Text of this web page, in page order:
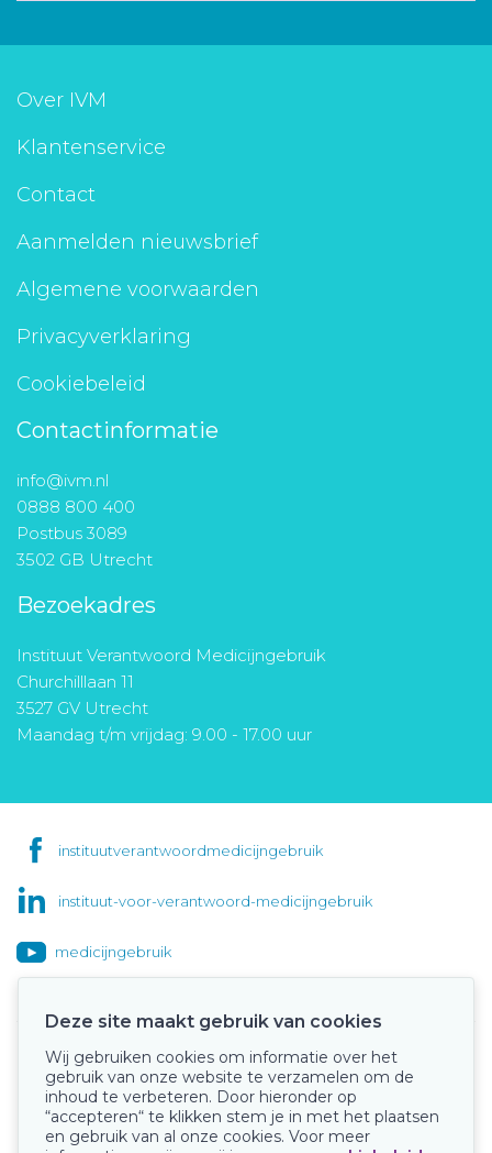
Over IVM
Klantenservice
Contact
Aanmelden nieuwsbrief
Algemene voorwaarden
Privacyverklaring
Cookiebeleid
Contactinformatie
info@ivm.nl
0888 800 400
Postbus 3089
3502 GB Utrecht
Bezoekadres
Instituut Verantwoord Medicijngebruik
Churchilllaan 11
3527 GV Utrecht
Maandag t/m vrijdag: 9.00 - 17.00 uur
instituutverantwoordmedicijngebruik
instituut-voor-verantwoord-medicijngebruik
medicijngebruik
Onze keurmerken
Deze site maakt gebruik van cookies
Wij gebruiken cookies om informatie over het
gebruik van onze website te verzamelen om de
inhoud te verbeteren. Door hieronder op
“accepteren“ te klikken stem je in met het plaatsen
en gebruik van al onze cookies. Voor meer